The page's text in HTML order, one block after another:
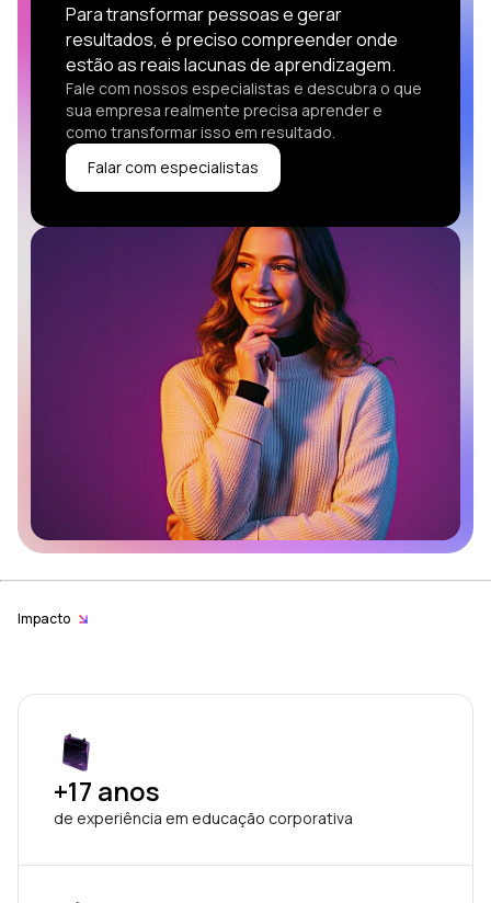
Para transformar pessoas e gerar
resultados, é preciso compreender onde
estão as reais lacunas de aprendizagem.
Fale com nossos especialistas e descubra o que
sua empresa realmente precisa aprender e
como transformar isso em resultado.
Falar com especialistas
Impacto
+17 anos
de experiência em educação corporativa